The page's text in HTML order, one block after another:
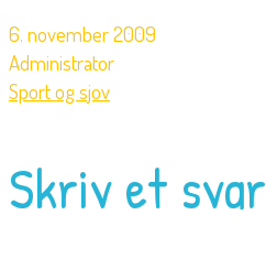
6. november 2009
Administrator
Sport og sjov
Skriv et svar